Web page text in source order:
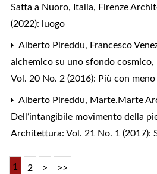
Satta a Nuoro, Italia, Firenze
(2022): luogo
Alberto Pireddu, Francesco
alchemico su uno sfondo cosmico,
Vol. 20 No. 2 (2016): Più con meno
Alberto Pireddu, Marte.Marte
Dell’intangibile movimento della
Architettura: Vol. 21 No. 1 (2017):
1 2 > >>